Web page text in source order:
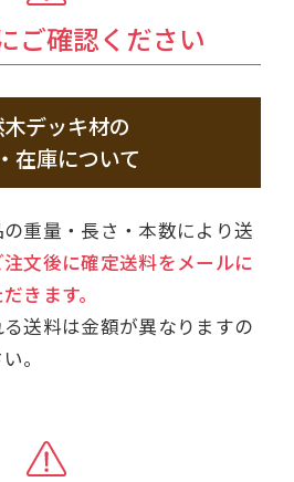
ご確認ください
デッキ材の
在庫について
重量・長さ・本数により送
注文後に確定送料をメールに
きます。
送料は金額が異なりますの
。